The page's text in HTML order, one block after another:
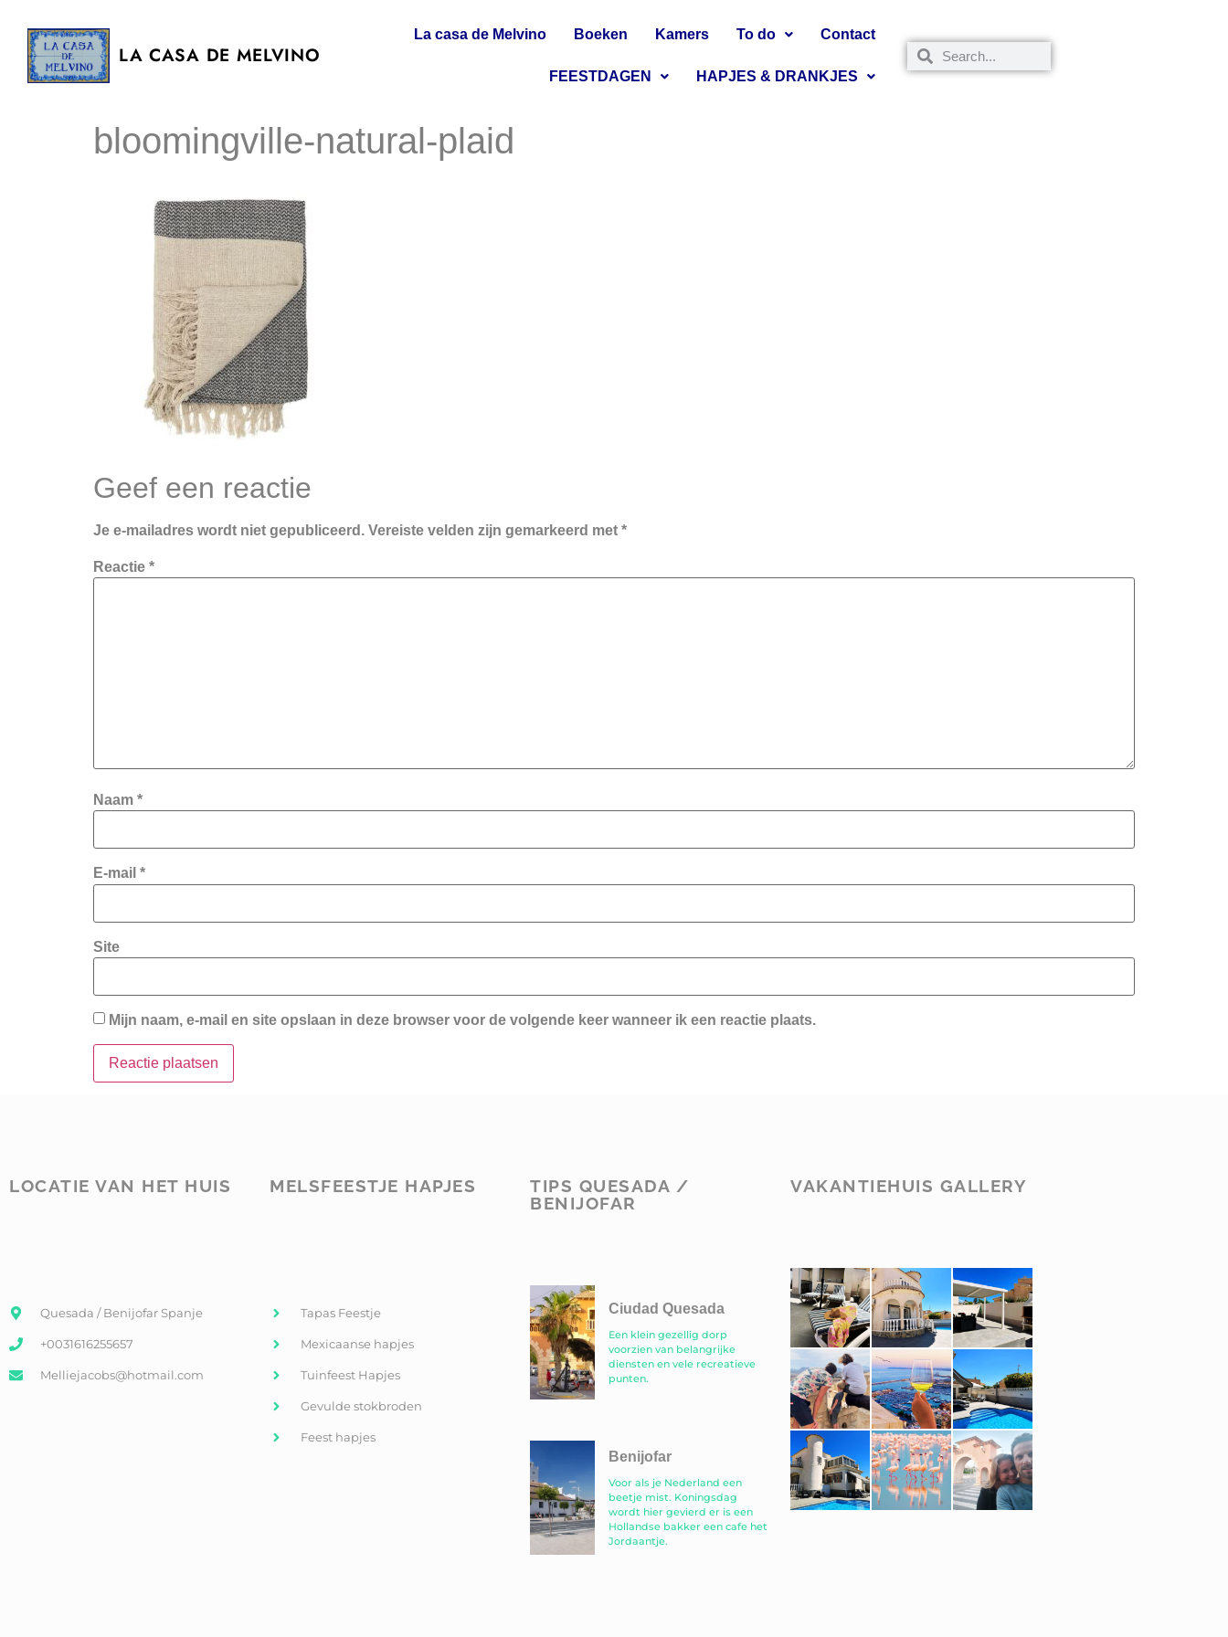
LA CASA DE MELVINO
La casa de Melvino Boeken Kamers To do Contact
FEESTDAGEN HAPJES & DRANKJES
bloomingville-natural-plaid
Geef een reactie
Je e-mailadres wordt niet gepubliceerd. Vereiste velden zijn gemarkeerd met *
Reactie *
Naam *
E-mail *
Site
Mijn naam, e-mail en site opslaan in deze browser voor de volgende keer wanneer ik een reactie plaats.
LOCATIE VAN HET HUIS
Quesada / Benijofar Spanje
+0031616255657
Melliejacobs@hotmail.com
MELSFEESTJE HAPJES
Tapas Feestje
Mexicaanse hapjes
Tuinfeest Hapjes
Gevulde stokbroden
Feest hapjes
TIPS QUESADA /
BENIJOFAR
Ciudad Quesada
Een klein gezellig dorp
voorzien van belangrijke
diensten en vele recreatieve
punten.
Benijofar
Voor als je Nederland een
beetje mist. Koningsdag
wordt hier gevierd er is een
Hollandse bakker een cafe het
Jordaantje.
VAKANTIEHUIS GALLERY